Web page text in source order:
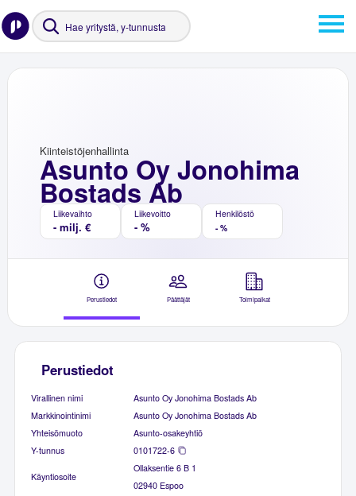
Asunto Oy Jonohima
Bostads Ab
Kiinteistöjenhallinta
Liikevaihto
- milj. €
Liikevoitto
- %
Henkilöstö
- %
Perustiedot Päättäjät Toimipaikat
Perustiedot
Virallinen nimi
Asunto Oy Jonohima Bostads Ab
Markkinointinimi
Asunto Oy Jonohima Bostads Ab
Yhteisömuoto
Asunto-osakeyhtiö
Y-tunnus
0101722-6
Käyntiosoite
Ollaksentie 6 B 1
02940 Espoo